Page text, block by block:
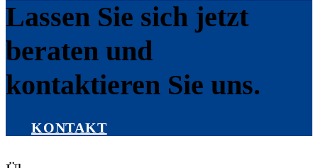
Lassen Sie sich jetzt
beraten und
kontaktieren Sie uns.
KONTAKT